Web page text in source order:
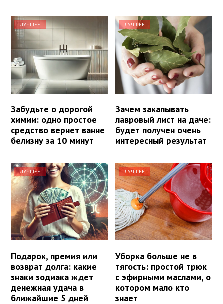
ЛУЧШЕЕ
Забудьте о дорогой
химии: одно простое
средство вернет ванне
белизну за 10 минут
ЛУЧШЕЕ
Зачем закапывать
лавровый лист на даче:
будет получен очень
интересный результат
ЛУЧШЕЕ
Подарок, премия или
возврат долга: какие
знаки зодиака ждет
денежная удача в
ближайшие 5 дней
ЛУЧШЕЕ
Уборка больше не в
тягость: простой трюк
с эфирными маслами, о
котором мало кто
знает